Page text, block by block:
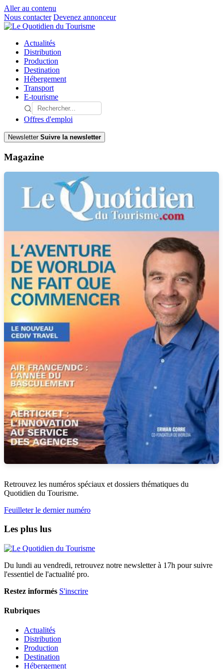
Aller au contenu
Nous contacter Devenez annonceur
Actualités
Distribution
Production
Destination
Hébergement
Transport
E-tourisme
Offres d'emploi
Newsletter Suivre la newsletter
Magazine
Retrouvez les numéros spéciaux et dossiers thématiques du
Quotidien du Tourisme.
Feuilleter le dernier numéro
Les plus lus
Du lundi au vendredi, retrouvez notre newsletter à 17h pour suivre
l'essentiel de l'actualité pro.
Restez informés S'inscrire
Rubriques
Actualités
Distribution
Production
Destination
Hébergement